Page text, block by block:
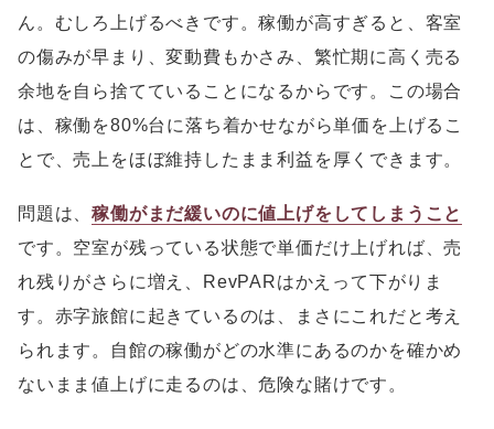
ん。むしろ上げるべきです。稼働が高すぎると、客室
の傷みが早まり、変動費もかさみ、繁忙期に高く売る
余地を自ら捨てていることになるからです。この場合
は、稼働を80%台に落ち着かせながら単価を上げるこ
とで、売上をほぼ維持したまま利益を厚くできます。
問題は、稼働がまだ緩いのに値上げをしてしまうこと
です。空室が残っている状態で単価だけ上げれば、売
れ残りがさらに増え、RevPARはかえって下がりま
す。赤字旅館に起きているのは、まさにこれだと考え
られます。自館の稼働がどの水準にあるのかを確かめ
ないまま値上げに走るのは、危険な賭けです。